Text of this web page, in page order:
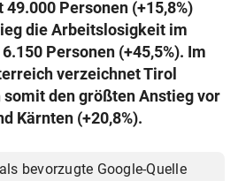
Personen (+15,8%)
die Arbeitslosigkeit im
Personen (+45,5%). Im
verzeichnet Tirol
den größten Anstieg vor
Kärnten (+20,8%).
bevorzugte Google-Quelle